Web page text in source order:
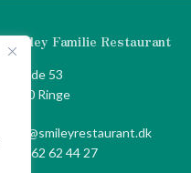
Smiley Familie Restaurant
Algade 53
5750 Ringe
info@smileyrestaurant.dk
+45 62 62 44 27